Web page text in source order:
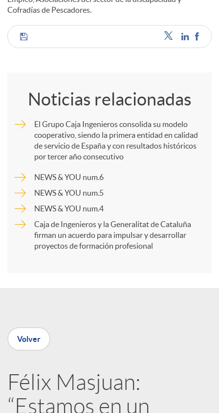
Cofradías de Pescadores.
C
a
r
e
R
Noticias relacionadas
El Grupo Caja Ingenieros consolida su modelo
cooperativo, siendo la primera entidad en calidad
de servicio de España y con resultados históricos
por tercer año consecutivo
NEWS & YOU num.6
NEWS & YOU num.5
NEWS & YOU num.4
Caja de Ingenieros y la Generalitat de Cataluña
firman un acuerdo para impulsar y desarrollar
proyectos de formación profesional
Volver
Félix Masjuan:
“Estamos en un